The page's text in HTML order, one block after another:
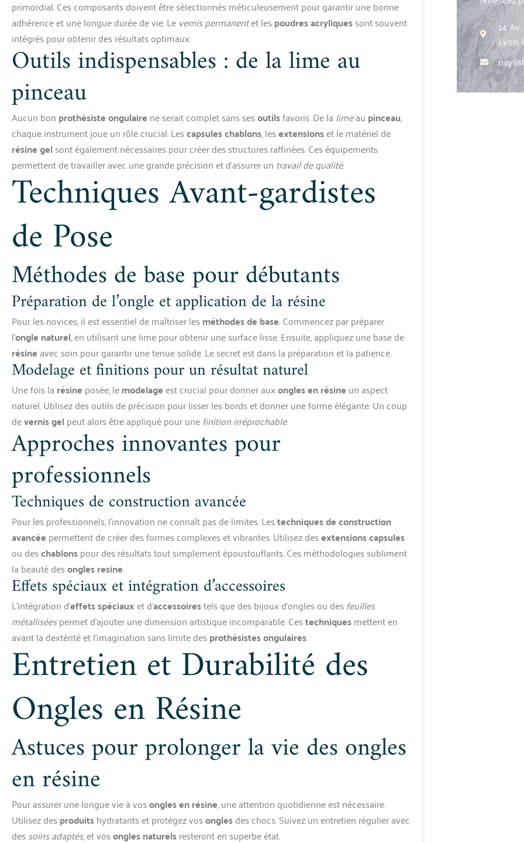
primordial. Ces composants doivent être sélectionnés méticuleusement pour garantir une bonne
adhérence et une longue durée de vie. Le vernis permanentet lespoudres acryliquessont souvent
intégrés pour obtenir des résultats optimaux.
Outils indispensables : de la lime au
pinceau
Aucun bon prothésiste ongulaire ne serait complet sans sesoutilsfavoris. De la limeau pinceau,
chaque instrument joue un rôle crucial. Lescapsules chablons, lesextensionset le matériel de
résine gel sont également nécessaires pour créer des structures raffinées. Ces équipements
permettent de travailler avec une grande précision et d’assurer un travail de qualité.
Techniques Avant-gardistes
de Pose
Méthodes de base pour débutants
Préparation de l’ongle et application de la résine
Pour les novices, il est essentiel de maîtriser lesméthodes de base. Commencez par préparer
l’ongle naturel, en utilisant une lime pour obtenir une surface lisse. Ensuite, appliquez une base de
résine avec soin pour garantir une tenue solide. Le secret est dans la préparation et la patience.
Modelage et finitions pour un résultat naturel
Une fois la résine posée, lemodelage est crucial pour donner auxongles en résine un aspect
naturel. Utilisez des outils de précision pour lisser les bords et donner une forme élégante. Un coup
devernis gel peut alors être appliqué pour unefinition irréprochable.
Approches innovantes pour
professionnels
Techniques de construction avancée
Pour les professionnels, l’innovation ne connaît pas de limites. Lestechniques de construction
avancée permettent de créer des formes complexes et vibrantes. Utilisez desextensions capsules
ou deschablonspour des résultats tout simplement époustouflants. Ces méthodologies subliment
la beauté desongles resine.
Effets spéciaux et intégration d’accessoires
L’intégration d’effets spéciauxet d’accessoirestels que des bijoux d’ongles ou desfeuilles
métalliséespermet d’ajouter une dimension artistique incomparable. Cestechniquesmettent en
avant la dextérité et l’imagination sans limite desprothésistes ongulaires.
Entretien et Durabilité des
Ongles en Résine
Astuces pour prolonger la vie des ongles
en résine
Pour assurer une longue vie à vosongles en résine, une attention quotidienne est nécessaire.
Utilisez desproduitshydratants et protégez vosonglesdes chocs. Suivez un entretien régulier avec
dessoins adaptés, et vosongles naturelsresteront en superbe état.
14
Lyon,